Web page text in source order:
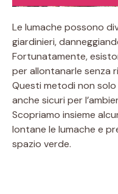
Le lumache possono
giardinieri,
Fortunatamente,
per allontanarle senza
Questi metodi non
anche sicuri per
Scopriamo insieme
lontane le lumache e
spazio verde.